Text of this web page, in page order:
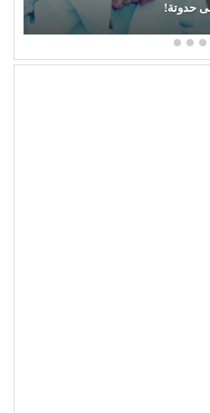
حدوتة!